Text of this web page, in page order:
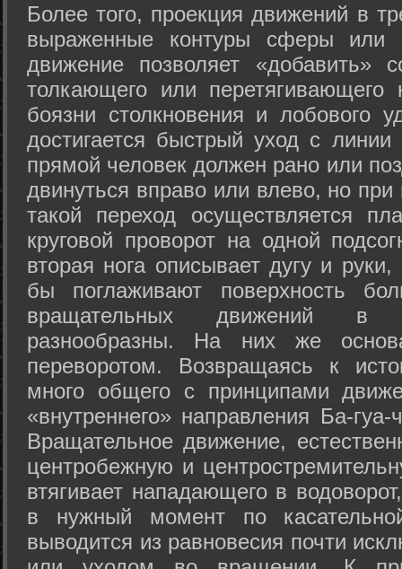
Более того, проекция движений в
выраженные контуры сферы или
движение позволяет «добавить»
толкающего или перетягивающего
боязни столкновения и лобового
достигается быстрый уход с
прямой человек должен рано или
двинуться вправо или влево, но
такой переход осуществляется
круговой проворот на одной
вторая нога описывает дугу и
бы поглаживают поверхность
вращательных движений в
разнообразны. На них же
переворотом. Возвращаясь к
много общего с принципами
«внутреннего» направления Ба-
Вращательное движение,
центробежную и
втягивает нападающего в
в нужный момент по
выводится из равновесия почти